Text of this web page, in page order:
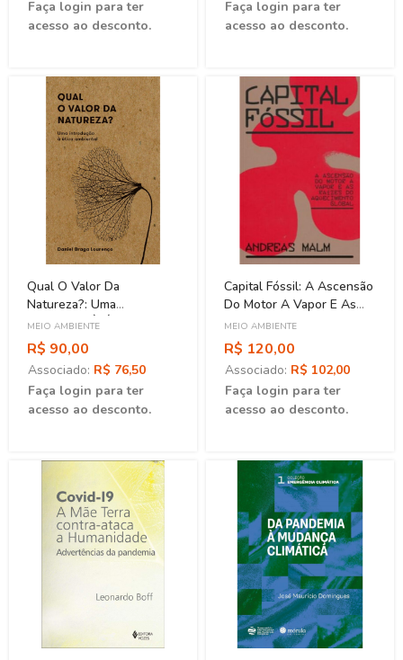
Faça login para ter
acesso ao desconto.
Qual O Valor Da
Natureza?: Uma
Introdução À Ética
Ambiental
MEIO AMBIENTE
R$ 90,00
Associado: R$ 76,50
Faça login para ter
acesso ao desconto.
Faça login para ter
acesso ao desconto.
Capital Fóssil: A Ascensão
Do Motor A Vapor E As
Raízes Do Aquecimento
Global
MEIO AMBIENTE
R$ 120,00
Associado: R$ 102,00
Faça login para ter
acesso ao desconto.